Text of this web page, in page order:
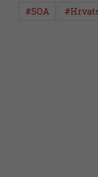
#SOA